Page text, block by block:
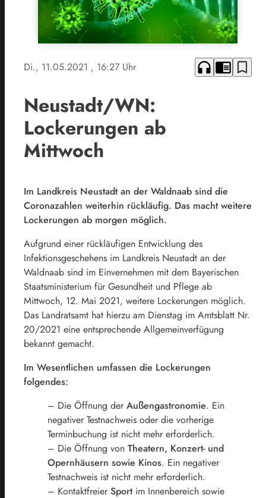
Di., 11.05.2021 , 16:27 Uhr headphones chrome_reader_mode bookmark_border
Neustadt/WN:
Lockerungen ab
Mittwoch
Im Landkreis Neustadt an der Waldnaab sind die
Coronazahlen weiterhin rückläufig. Das macht weitere
Lockerungen ab morgen möglich.
Aufgrund einer rückläufigen Entwicklung des
Infektionsgeschehens im Landkreis Neustadt an der
Waldnaab sind im Einvernehmen mit dem Bayerischen
Staatsministerium für Gesundheit und Pflege ab
Mittwoch, 12. Mai 2021, weitere Lockerungen möglich.
Das Landratsamt hat hierzu am Dienstag im Amtsblatt Nr.
20/2021 eine entsprechende Allgemeinverfügung
bekannt gemacht.
Im Wesentlichen umfassen die Lockerungen
folgendes:
– Die Öffnung der Außengastronomie. Ein
negativer Testnachweis oder die vorherige
Terminbuchung ist nicht mehr erforderlich.
– Die Öffnung von Theatern, Konzert- und
Opernhäusern sowie Kinos. Ein negativer
Testnachweis ist nicht mehr erforderlich.
– Kontaktfreier Sportim Innenbereich sowie